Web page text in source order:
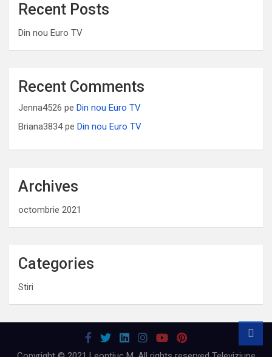
Recent Posts
Din nou Euro TV
Recent Comments
Jenna4526 pe Din nou Euro TV
Briana3834pe Din nou Euro TV
Archives
octombrie 2021
Categories
Stiri